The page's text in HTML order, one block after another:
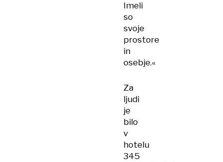
Imeli
so
svoje
prostore
in
osebje.«
Za
ljudi
je
bilo
v
hotelu
345